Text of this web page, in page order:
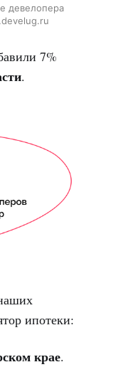
девелопера
7%
.
ипотеки:
крае.